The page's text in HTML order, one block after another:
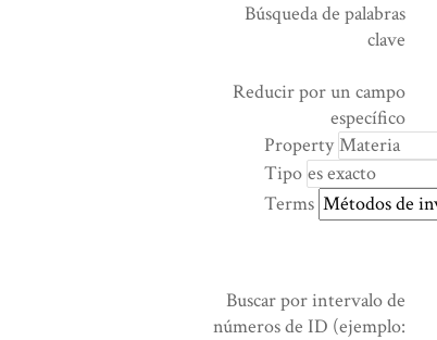
Búsqueda de palabras
clave
campo
específico":
Reducir por un campo
específico
Search Property
Tipo de búsqueda
Términos de búsqueda
Ensamblador de Búsqueda
Property
Tipo
Terms
Buscar por intervalo de
números de ID (ejemplo: